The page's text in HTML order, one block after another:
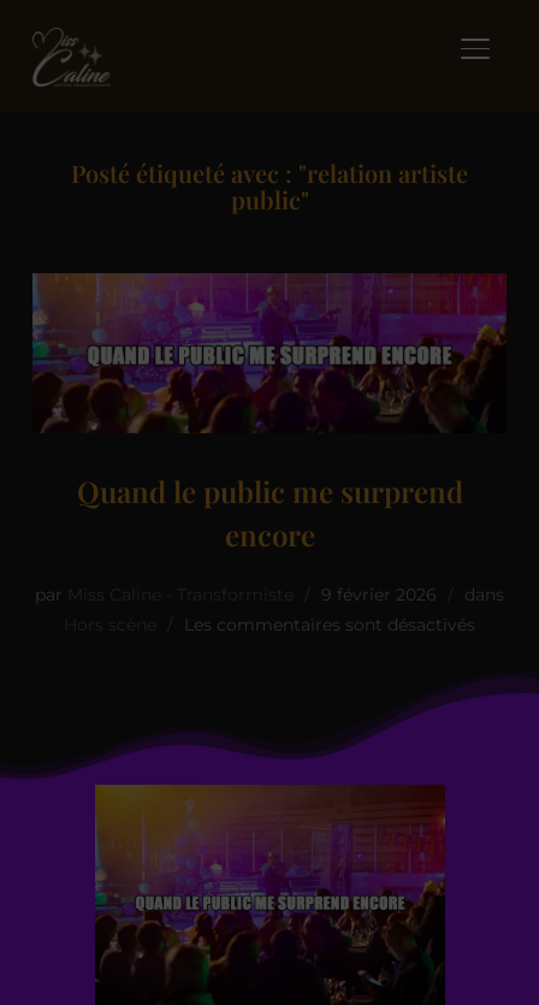
Posté étiqueté avec : "relation artiste
public"
Quand le public me surprend
encore
par 9 février 2026
dans
Les commentaires sont désactivés